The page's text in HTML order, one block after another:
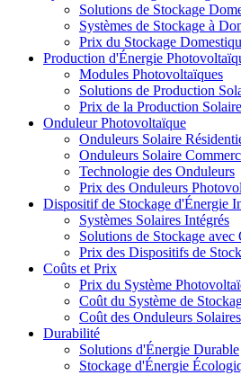
Solutions de Stockage
Systèmes de Stockage à
Prix du Stockage
Production d'Énergie
Modules Photovoltaïques
Solutions de Production
Prix de la Production Solaire
Onduleur Photovoltaïque
Onduleurs Solaire
Onduleurs Solaire
Technologie des Onduleurs
Prix des Onduleurs
Dispositif de Stockage d'Énergie
Systèmes Solaires Intégrés
Solutions de Stockage avec
Prix des Dispositifs de
Coûts et Prix
Prix du Système
Coût du Système de
Coût des Onduleurs Solaires
Durabilité
Solutions d'Énergie Durable
Stockage d'Énergie